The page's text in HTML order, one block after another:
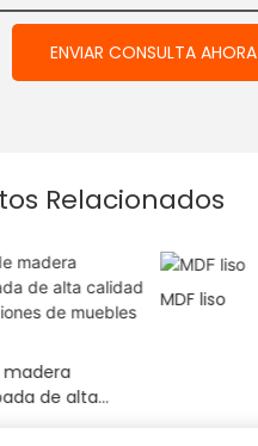
ENVIAR CONSULTA AHORA
Relacionados
madera
de alta
MDF liso